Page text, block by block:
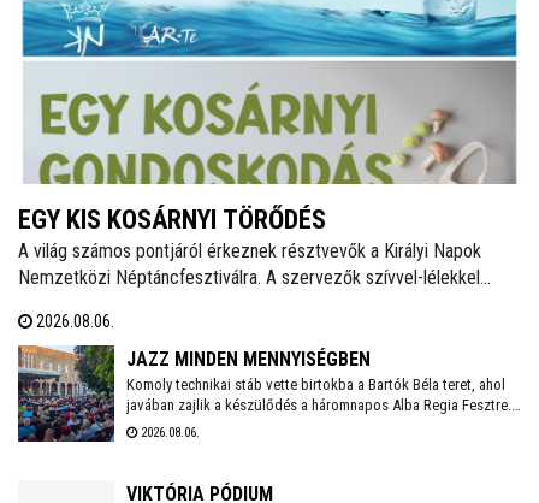
EGY KIS KOSÁRNYI TÖRŐDÉS
A világ számos pontjáról érkeznek résztvevők a Királyi Napok
Nemzetközi Néptáncfesztiválra. A szervezők szívvel-lélekkel
magyaros finomságokat. Zöldségekkel, gyümölcsökkel, egyéb
alapanyagokkal bárki hozzájárulhat a kezdeményezés sikeréhez, a
gyűjtés augusztus 10-én, hétfőn kezdődik a Táncházban.
2026.08.06.
JAZZ MINDEN MENNYISÉGBEN
Komoly technikai stáb vette birtokba a Bartók Béla teret, ahol
javában zajlik a készülődés a háromnapos Alba Regia Fesztre.
Péntek estétől vasárnap estig a jazz számos formája
mindenképpen érdemes időben érkezni és elfoglalni egy
2026.08.06.
VIKTÓRIA PÓDIUM